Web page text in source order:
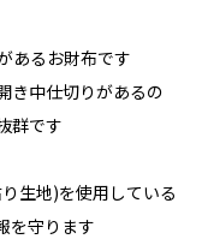
あるお財布です
き中仕切りがあるの
群です
生地)を使用している
を守ります